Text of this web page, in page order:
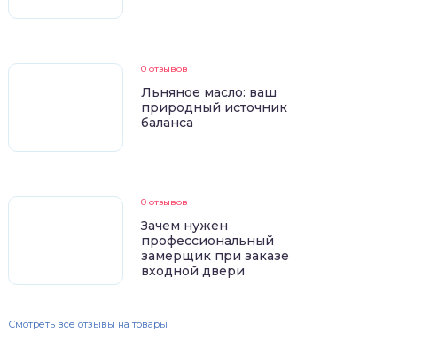
0 отзывов
Льняное масло: ваш
природный источник
баланса
0 отзывов
Зачем нужен
профессиональный
замерщик при заказе
входной двери
Смотреть все отзывы на товары